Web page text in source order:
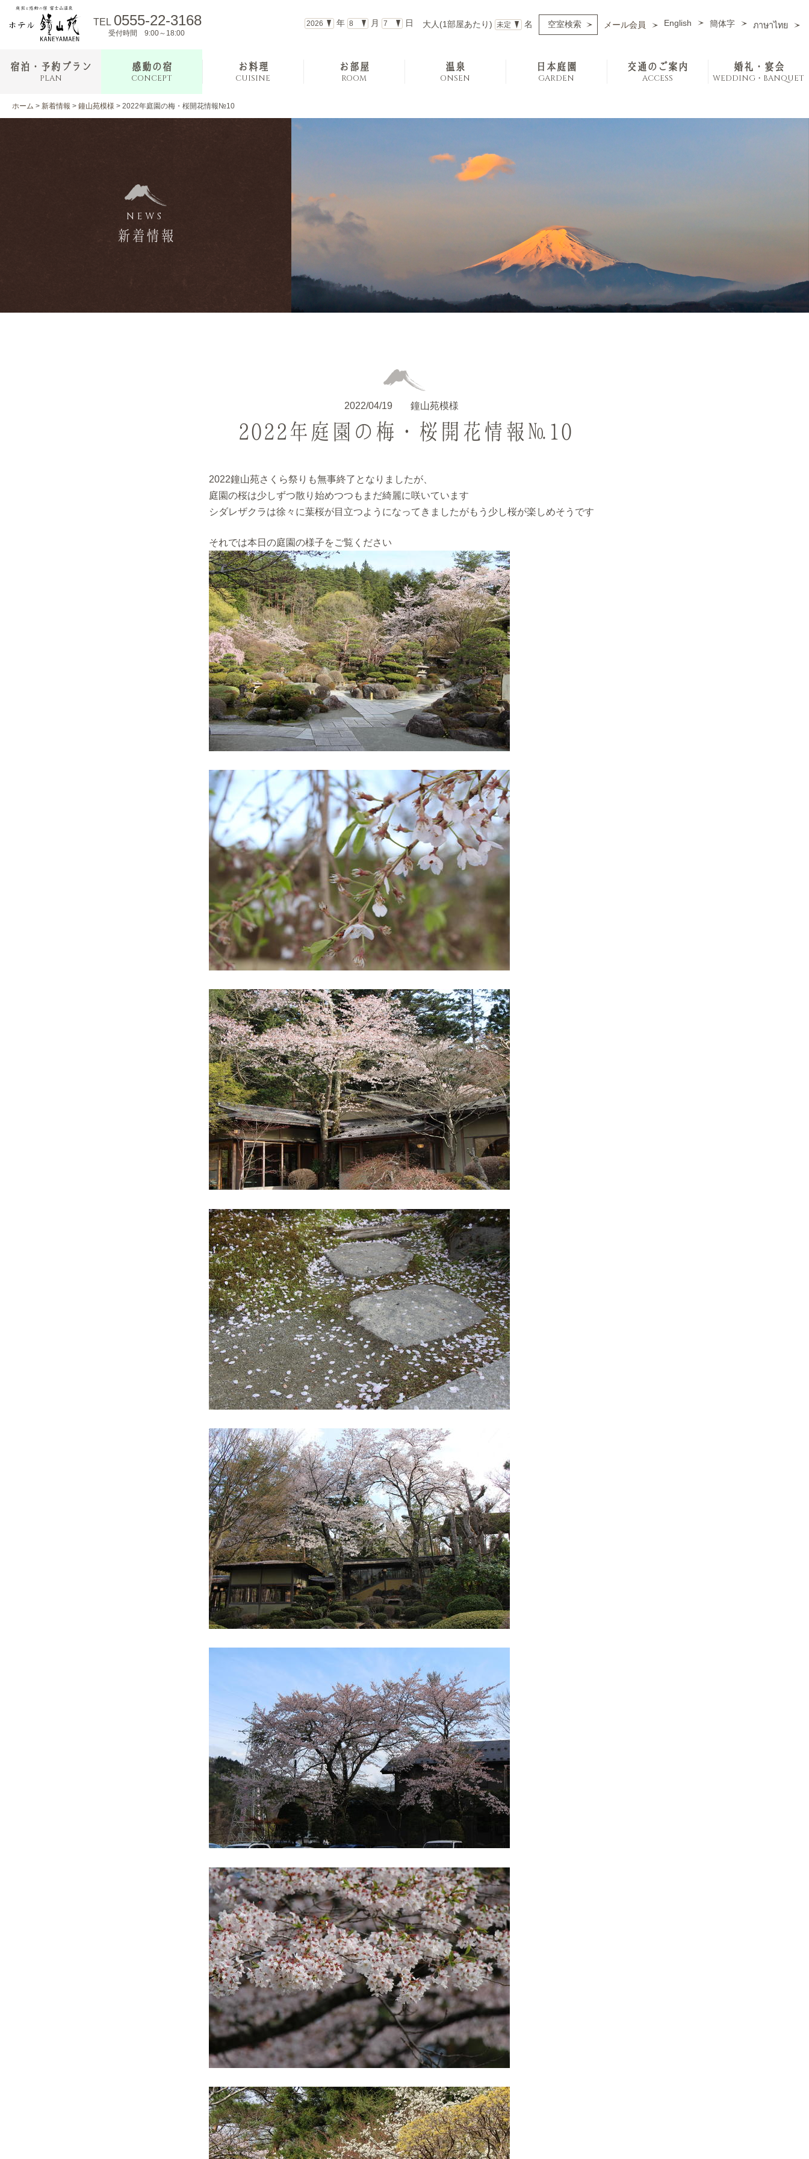
TEL 0555-22-3168
受付時間 9:00～18:00
年 月 日 大人(1部屋あたり) 名 メール会員 English 簡体字 ภาษาไทย
宿泊・予約プラン
PLAN
感動の宿
CONCEPT
お料理
CUISINE
お部屋
ROOM
温泉
ONSEN
日本庭園
GARDEN
交通のご案内
ACCESS
婚礼・宴会
WEDDING・BANQUET
NEWS
新着情報
ホーム > 新着情報 > 鐘山苑模様 > 2022年庭園の梅・桜開花情報№10
2022/04/19 鐘山苑模様
2022年庭園の梅・桜開花情報№10
2022鐘山苑さくら祭りも無事終了となりましたが、
庭園の桜は少しずつ散り始めつつもまだ綺麗に咲いています
シダレザクラは徐々に葉桜が目立つようになってきましたがもう少し桜が楽しめそうです
それでは本日の庭園の様子をご覧ください